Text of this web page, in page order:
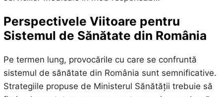
Perspectivele Viitoare pentru
Sistemul de Sănătate din România
Pe termen lung, provocările cu care se confruntă
sistemul de sănătate din România sunt semnificative.
Strategiile propuse de Ministerul Sănătății trebuie să